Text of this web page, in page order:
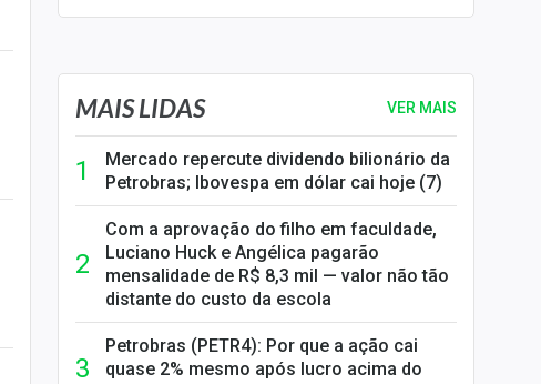
SELIC em 14%: A repercussão da decisão sobre os JUROS
MAIS LIDAS VER MAIS
Mercado repercute dividendo bilionário da
Petrobras; Ibovespa em dólar cai hoje (7)
Com a aprovação do filho em faculdade,
Luciano Huck e Angélica pagarão
mensalidade de R$ 8,3 mil — valor não tão
distante do custo da escola
Petrobras (PETR4): Por que a ação cai
quase 2% mesmo após lucro acima do